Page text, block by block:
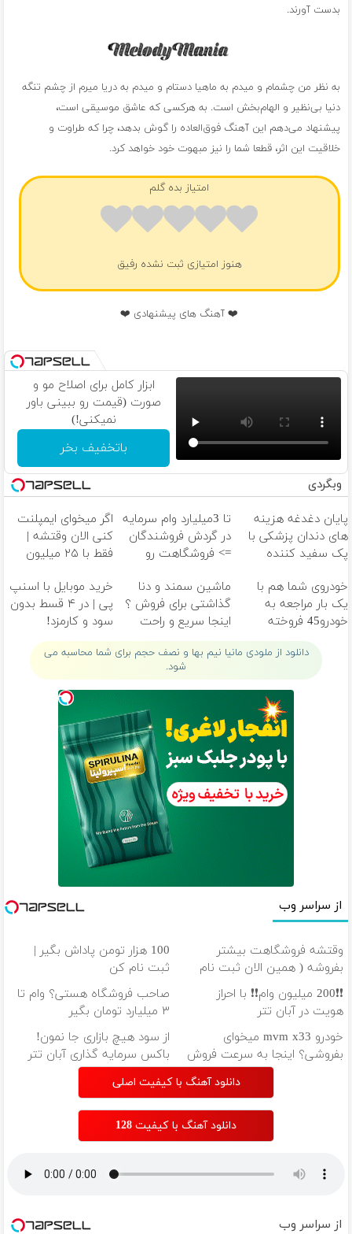
بدست آورند.
به نظر من چشمام و ميدم به ماهيا دستام و ميدم به دريا ميرم از چشم تنگه
دنيا بی‌نظیر و الهام‌بخش است. به هرکسی که عاشق موسیقی است،
پیشنهاد می‌دهم این آهنگ فوق‌العاده را گوش بدهد، چرا که طراوت و
خلاقیت این اثر، قطعا شما را نیز مبهوت خود خواهد کرد.
امتیاز بده گلم
هنوز امتیازی ثبت نشده رفیق
❤️ آهنگ های پیشنهادی ❤️
ابزار کامل برای اصلاح مو و
صورت (قیمت رو ببینی باور
نمیکنی!)
باتخفیف بخر
وبگردی
پایان دغدغه هزینه
های دندان پزشکی با
پک سفید کننده
تا 3میلیارد وام سرمایه
در گردش فروشندگان
=> فروشگاهت رو
اگر میخوای ایمپلنت
کنی الان وقتشه |
فقط با ۲۵ میلیون
خودروی شما هم با
یک بار مراجعه به
خودرو45 فروخته
ماشین سمند و دنا
گذاشتی برای فروش ؟
اینجا سریع و راحت
بفروش
خرید موبایل با اسنپ
پی | در ۴ قسط بدون
سود و کارمزد!
دانلود از ملودی مانیا نیم بها و نصف حجم برای شما محاسبه می
شود.
از سراسر وب
وقتشه فروشگاهت بیشتر
بفروشه ( همین الان ثبت نام
کن )
100 هزار تومن پاداش بگیر |
ثبت نام کن
❗❗200 میلیون وام❗❗ با احراز
هویت در آبان تتر
صاحب فروشگاه هستی؟ وام تا
۳ میلیارد تومان بگیر
خودرو mvm x33 میخوای
بفروشی؟ اینجا به سرعت فروش
از سود هیچ بازاری جا نمون!
باکس سرمایه گذاری آبان تتر
دانلود آهنگ با کیفیت اصلی
دانلود آهنگ با کیفیت 128
از سراسر وب